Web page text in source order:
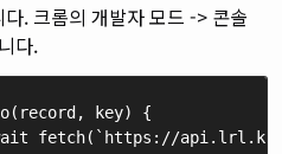
. 크롬의 개발자 모드 -> 콘솔
다.
key) {
fetch(`https://